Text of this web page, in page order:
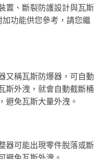
置、斷裂防護設計與瓦斯
功能供您參考，請您繼
又稱瓦斯防爆器，可自動
斯外洩，就會自動截斷桶
避免瓦斯大量外洩。
器可能出現零件脫落或斷